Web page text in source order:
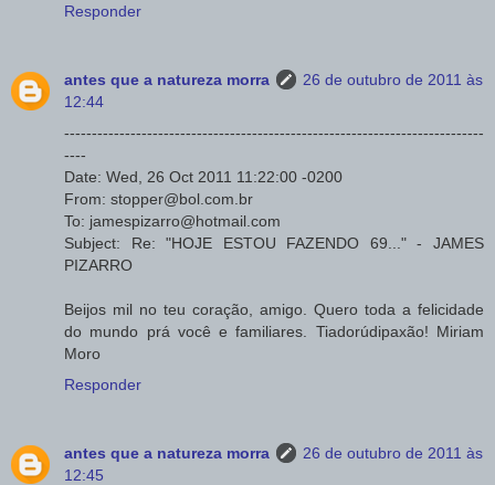
Responder
antes que a natureza morra
26 de outubro de 2011 às
12:44
----------------------------------------------------------------------------
----
Date: Wed, 26 Oct 2011 11:22:00 -0200
From: stopper@bol.com.br
To: jamespizarro@hotmail.com
Subject: Re: "HOJE ESTOU FAZENDO 69..." - JAMES
PIZARRO
Beijos mil no teu coração, amigo. Quero toda a felicidade
do mundo prá você e familiares. Tiadorúdipaxão! Miriam
Moro
Responder
antes que a natureza morra
26 de outubro de 2011 às
12:45